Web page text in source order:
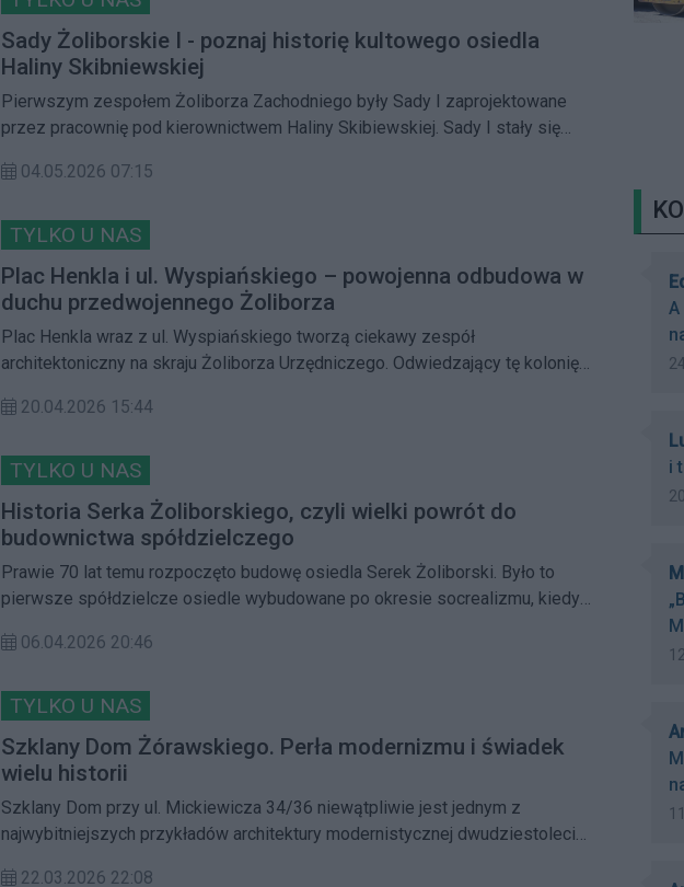
Sady Żoliborskie I - poznaj historię kultowego osiedla
Haliny Skibniewskiej
Pierwszym zespołem Żoliborza Zachodniego były Sady I zaprojektowane
przez pracownię pod kierownictwem Haliny Skibiewskiej. Sady I stały się
wybudowanym w PRL na początku lat 60. Uznane za dobro kultury
04.05.2026 07:15
TYLKO U NAS
Plac Henkla i ul. Wyspiańskiego – powojenna odbudowa w
duchu przedwojennego Żoliborza
Plac Henkla wraz z ul. Wyspiańskiego tworzą ciekawy zespół
architektoniczny na skraju Żoliborza Urzędniczego. Odwiedzający tę kolonię
wojną. Choć historia tego osiedla sięga lat 20. XX wieku, istniejący dziś
20.04.2026 15:44
TYLKO U NAS
Historia Serka Żoliborskiego, czyli wielki powrót do
budownictwa spółdzielczego
Prawie 70 lat temu rozpoczęto budowę osiedla Serek Żoliborski. Było to
pierwsze spółdzielcze osiedle wybudowane po okresie socrealizmu, kiedy
które stało się początkiem zabudowy Żoliborza Zachodniego
06.04.2026 20:46
TYLKO U NAS
Szklany Dom Żórawskiego. Perła modernizmu i świadek
wielu historii
Szklany Dom przy ul. Mickiewicza 34/36 niewątpliwie jest jednym z
najwybitniejszych przykładów architektury modernistycznej dwudziestolecia
22.03.2026 22:08
A
i